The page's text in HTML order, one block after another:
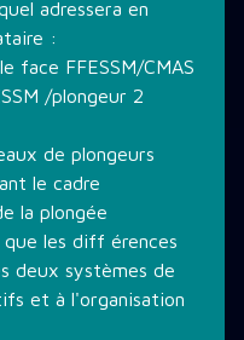
adressera en
:
face FFESSM/CMAS
/plongeur 2
de plongeurs
le cadre
la plongée
que les diff érences
deux systèmes de
et à l'organisation